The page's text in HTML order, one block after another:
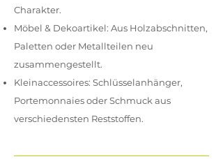
Charakter.
Möbel & Dekoartikel: Aus Holzabschnitten,
Paletten oder Metallteilen neu
zusammengestellt.
Kleinaccessoires: Schlüsselanhänger,
Portemonnaies oder Schmuck aus
verschiedensten Reststoffen.